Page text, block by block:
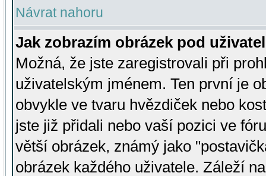
Návrat nahoru
Jak zobrazím obrázek pod
Možná, že jste zaregistrovali při
uživatelským jménem. Ten první je
obvykle ve tvaru hvězdiček nebo
jste již přidali nebo vaší pozici ve
větší obrázek, známý jako
obrázek každého uživatele. Záleží